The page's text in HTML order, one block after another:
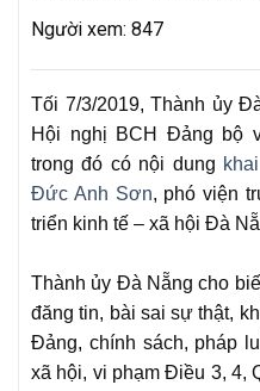
Người xem: 847
Tối 7/3/2019, Thành ủy
Hội nghị BCH Đảng bộ
trong đó có nội dung
Đức Anh Sơn, phó viện
triển kinh tế – xã hội Đà
Thành ủy Đà Nẵng cho
đăng tin, bài sai sự thật,
Đảng, chính sách, pháp
xã hội, vi phạm Điều 3, 4,